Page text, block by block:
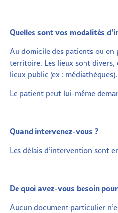
Quelles sont vos modalités
Au domicile des patients ou en
territoire. Les lieux sont divers,
lieux public (ex : médiathèques).
Le patient peut lui-même
Quand intervenez-vous ?
Les délais d’intervention sont
De quoi avez-vous besoin
Aucun document particulier